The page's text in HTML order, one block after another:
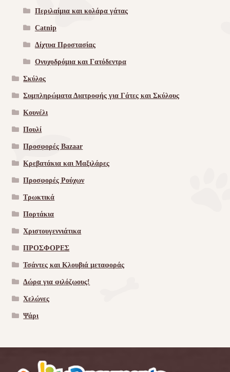
Περιλαίμια και κολάρα γάτας
Catnip
Δίχτυα Προστασίας
Ονυχοδρόμια και Γατόδεντρα
Σκύλος
Συμπληρώματα Διατροφής για Γάτες και Σκύλους
Κουνέλι
Πουλί
Προσφορές Bazaar
Κρεβατάκια και Μαξιλάρες
Προσφορές Ρούχων
Τρωκτικά
Πορτάκια
Χριστουγεννιάτικα
ΠΡΟΣΦΟΡΕΣ
Τσάντες και Κλουβιά μεταφοράς
Δώρα για φιλόζωους!
Χελώνες
Ψάρι